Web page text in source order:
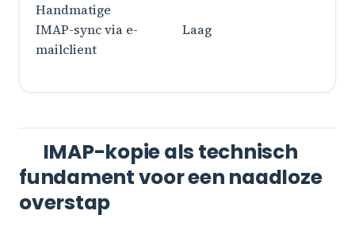
Handmatige
IMAP-sync via e-
mailclient
Laag
IMAP-kopie als technisch
fundament voor een naadloze
overstap